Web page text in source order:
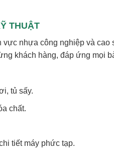
THUẬT
nhựa công nghiệp và cao
khách hàng, đáp ứng mọi
tủ sấy.
chất.
tiết máy phức tạp.